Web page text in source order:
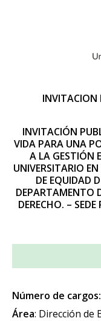
INVITACION
INVITACIÓN
VIDA PARA UNA
A LA GESTIÓN
UNIVERSITARIO
DE EQUIDAD
DEPARTAMENTO
DERECHO. –
Número de cargos:
Área: Dirección de